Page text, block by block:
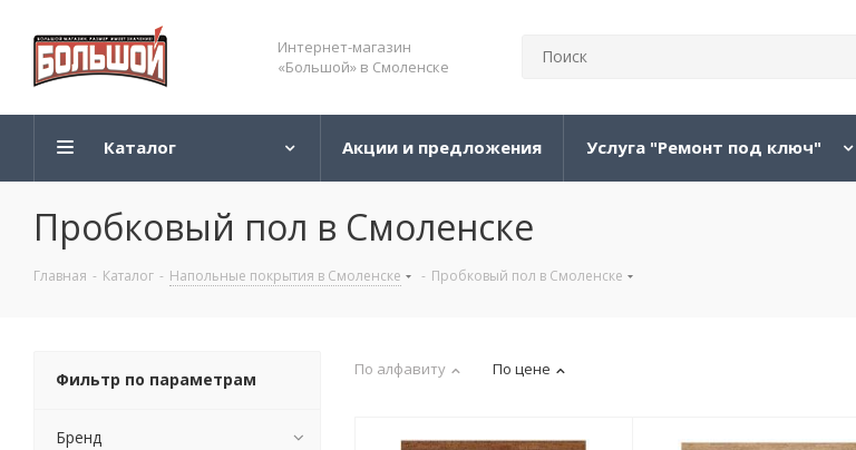
Интернет-магазин
«Большой» в Смоленске
Каталог Акции и предложения Услуга "Ремонт под ключ"
Пробковый пол в Смоленске
Главная - Каталог - Напольные покрытия в Смоленске - Пробковый пол в Смоленске
По алфавиту По цене
Фильтр по параметрам
Бренд